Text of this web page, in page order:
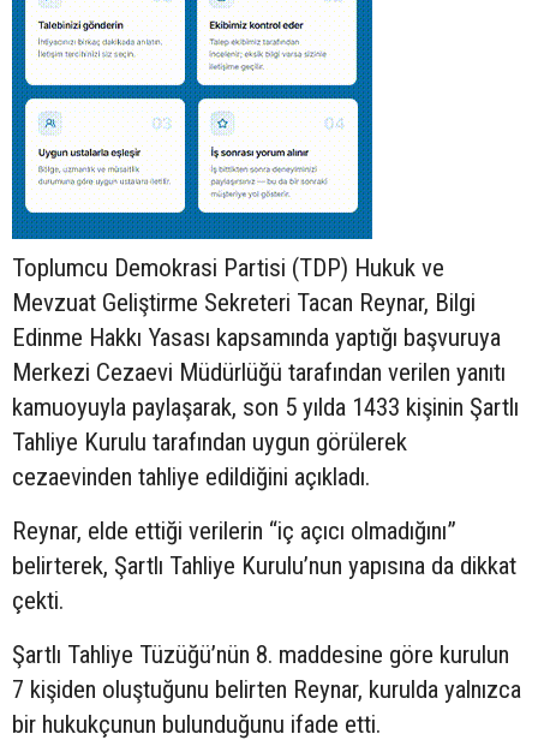
Toplumcu Demokrasi Partisi (TDP) Hukuk ve
Mevzuat Geliştirme Sekreteri Tacan Reynar, Bilgi
Edinme Hakkı Yasası kapsamında yaptığı başvuruya
Merkezi Cezaevi Müdürlüğü tarafından verilen yanıtı
kamuoyuyla paylaşarak, son 5 yılda 1433 kişinin Şartlı
Tahliye Kurulu tarafından uygun görülerek
cezaevinden tahliye edildiğini açıkladı.
Reynar, elde ettiği verilerin “iç açıcı olmadığını”
belirterek, Şartlı Tahliye Kurulu’nun yapısına da dikkat
çekti.
Şartlı Tahliye Tüzüğü’nün 8. maddesine göre kurulun
7 kişiden oluştuğunu belirten Reynar, kurulda yalnızca
bir hukukçunun bulunduğunu ifade etti.